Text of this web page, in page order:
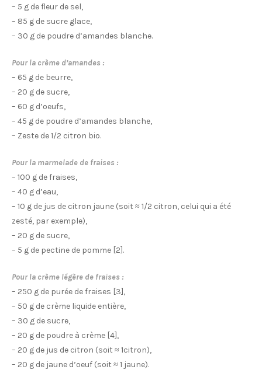
– 5 g de fleur de sel,
– 85 g de sucre glace,
– 30 g de poudre d’amandes blanche.
Pour la crème d’amandes :
– 65 g de beurre,
– 20 g de sucre,
– 60 g d’oeufs,
– 45 g de poudre d’amandes blanche,
– Zeste de 1/2 citron bio.
Pour la marmelade de fraises :
– 100 g de fraises,
– 40 g d’eau,
– 10 g de jus de citron jaune (soit ≈ 1/2 citron, celui qui a été
zesté, par exemple),
– 20 g de sucre,
– 5 g de pectine de pomme [2].
Pour la crème légère de fraises :
– 250 g de purée de fraises [3],
– 50 g de crème liquide entière,
– 30 g de sucre,
– 20 g de poudre à crème [4],
– 20 g de jus de citron (soit ≈ 1citron),
– 20 g de jaune d’oeuf (soit ≈ 1 jaune).